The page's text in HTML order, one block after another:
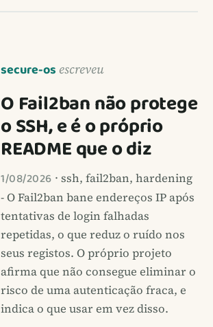
secure-os escreveu
O Fail2ban não protege
o SSH, e é o próprio
README que o diz
1/08/2026 · ssh, fail2ban, hardening
- O Fail2ban bane endereços IP após
tentativas de login falhadas
repetidas, o que reduz o ruído nos
seus registos. O próprio projeto
afirma que não consegue eliminar o
risco de uma autenticação fraca, e
indica o que usar em vez disso.